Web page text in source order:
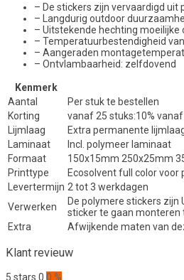
– De stickers zijn vervaardigd
– Langdurig outdoor
– Uitstekende hechting moeilijke
– Temperatuurbestendigheid van
– Aangeraden
– Ontvlambaarheid: zelfdovend
Kenmerk
Aantal
Per stuk te bestellen
Korting
vanaf 25 stuks:10%
Lijmlaag
Extra permanente
Laminaat
Incl. polymeer laminaat
Formaat
150x15mm 250x25mm
Printtype
Ecosolvent full color voor
Levertermijn 2 tot 3 werkdagen
Verwerken
De polymere stickers zijn
sticker te gaan monteren
Extra
Afwijkende maten van
Klant revieuw
5 stars 0 0 %